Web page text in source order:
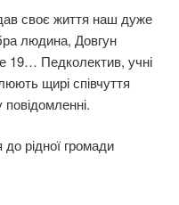
своє життя наш дуже
людина, Довгун
19… Педколектив, учні
щирі співчуття
рідної громади